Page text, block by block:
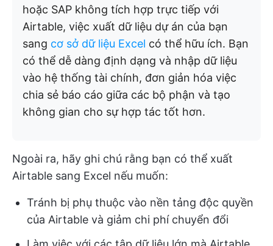
hoặc SAP không tích hợp trực tiếp với
Airtable, việc xuất dữ liệu dự án của bạn
sang cơ sở dữ liệu Excel có thể hữu ích. Bạn
có thể dễ dàng định dạng và nhập dữ liệu
vào hệ thống tài chính, đơn giản hóa việc
chia sẻ báo cáo giữa các bộ phận và tạo
không gian cho sự hợp tác tốt hơn.
Ngoài ra, hãy ghi chú rằng bạn có thể xuất
Airtable sang Excel nếu muốn:
Tránh bị phụ thuộc vào nền tảng độc quyền
của Airtable và giảm chi phí chuyển đổi